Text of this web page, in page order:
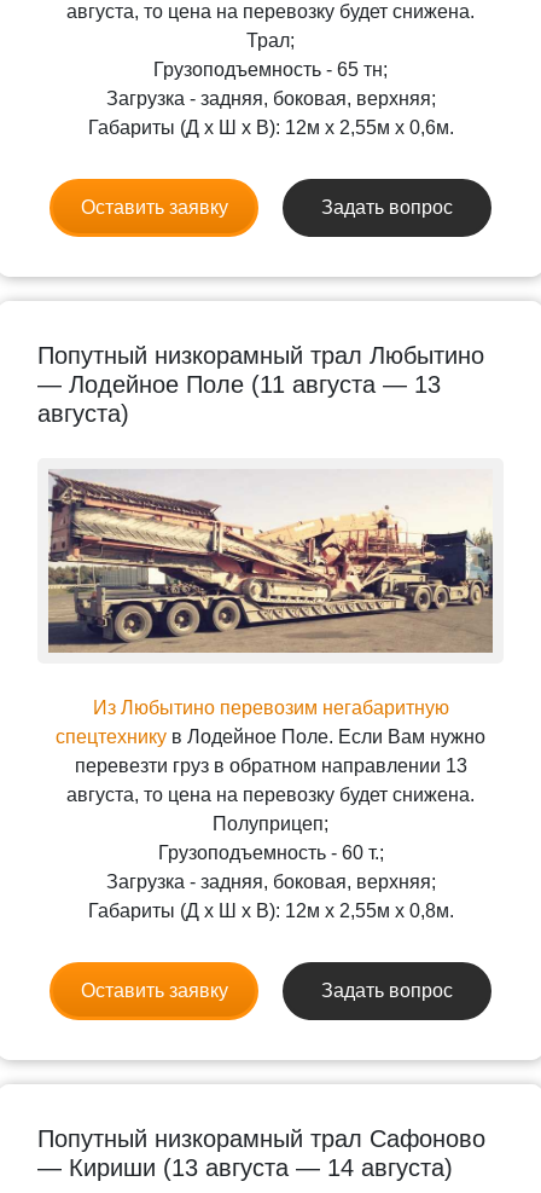
августа, то цена на перевозку будет снижена.
Трал;
Грузоподъемность - 65 тн;
Загрузка - задняя, боковая, верхняя;
Габариты (Д x Ш x В): 12м x 2,55м x 0,6м.
Оставить заявку Задать вопрос
Попутный низкорамный трал Любытино
— Лодейное Поле (11 августа — 13
августа)
Из Любытино перевозим негабаритную
спецтехнику в Лодейное Поле. Если Вам нужно
перевезти груз в обратном направлении 13
августа, то цена на перевозку будет снижена.
Полуприцеп;
Грузоподъемность - 60 т.;
Загрузка - задняя, боковая, верхняя;
Габариты (Д x Ш x В): 12м x 2,55м x 0,8м.
Оставить заявку Задать вопрос
Попутный низкорамный трал Сафоново
— Кириши (13 августа — 14 августа)